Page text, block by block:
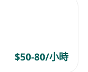
$50-80/小時